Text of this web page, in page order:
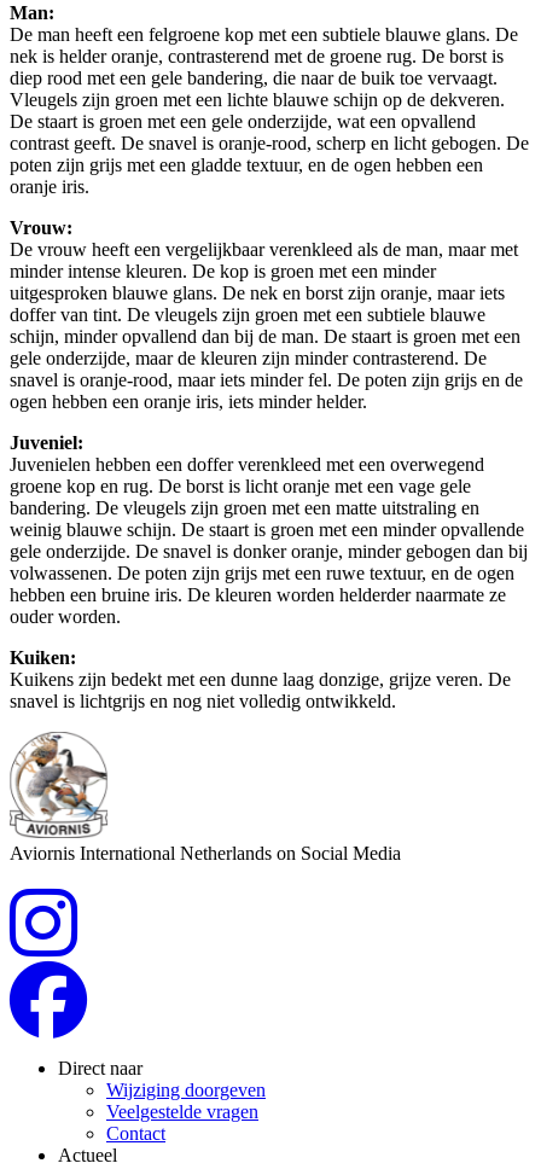
Man:
De man heeft een felgroene kop met een subtiele blauwe glans. De
nek is helder oranje, contrasterend met de groene rug. De borst is
diep rood met een gele bandering, die naar de buik toe vervaagt.
Vleugels zijn groen met een lichte blauwe schijn op de dekveren.
De staart is groen met een gele onderzijde, wat een opvallend
contrast geeft. De snavel is oranje-rood, scherp en licht gebogen. De
poten zijn grijs met een gladde textuur, en de ogen hebben een
oranje iris.
Vrouw:
De vrouw heeft een vergelijkbaar verenkleed als de man, maar met
minder intense kleuren. De kop is groen met een minder
uitgesproken blauwe glans. De nek en borst zijn oranje, maar iets
doffer van tint. De vleugels zijn groen met een subtiele blauwe
schijn, minder opvallend dan bij de man. De staart is groen met een
gele onderzijde, maar de kleuren zijn minder contrasterend. De
snavel is oranje-rood, maar iets minder fel. De poten zijn grijs en de
ogen hebben een oranje iris, iets minder helder.
Juveniel:
Juvenielen hebben een doffer verenkleed met een overwegend
groene kop en rug. De borst is licht oranje met een vage gele
bandering. De vleugels zijn groen met een matte uitstraling en
weinig blauwe schijn. De staart is groen met een minder opvallende
gele onderzijde. De snavel is donker oranje, minder gebogen dan bij
volwassenen. De poten zijn grijs met een ruwe textuur, en de ogen
hebben een bruine iris. De kleuren worden helderder naarmate ze
ouder worden.
Kuiken:
Kuikens zijn bedekt met een dunne laag donzige, grijze veren. De
snavel is lichtgrijs en nog niet volledig ontwikkeld.
Aviornis International Netherlands on Social Media
Direct naar
Wijziging doorgeven
Veelgestelde vragen
Contact
Actueel